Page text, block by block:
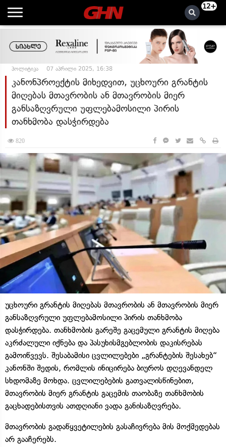
12+
პოლიტიკა 07 აპრილი 2025, 16:38
კანონპროექტის მიხედვით, უცხოური გრანტის
მიღებას მთავრობის ან მთავრობის მიერ
განსაზღვრული უფლებამოსილი პირის
თანხმობა დასჭირდება
820
უცხოური გრანტის მიღებას მთავრობის ან მთავრობის მიერ
განსაზღვრული უფლებამოსილი პირის თანხმობა
დასჭირდება. თანხმობის გარეშე გაცემული გრანტის მიღება
აკრძალული იქნება და პასუხისმგებლობის დაკისრებას
გამოიწვევს. შესაბამისი ცვლილებები „გრანტების შესახებ“
კანონში შედის, რომლის ინიცირება ბიუროს დღევანდელ
სხდომაზე მოხდა. ცვლილებების გათვალისწინებით,
მთავრობის მიერ გრანტის გაცემის თაობაზე თანხმობის
გაცხადებისთვის ათდღიანი ვადა განისაზღვრება.
მთავრობის გადაწყვეტილების გასაჩივრება მის მოქმედებას
არ გააჩერებს.